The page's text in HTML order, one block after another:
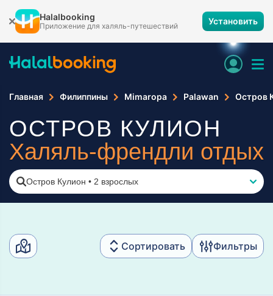
Halalbooking
Приложение для халяль-путешествий Установить
Главная Филиппины Mimaropa Palawan Остров
ОСТРОВ КУЛИОН
Халяль-френдли отдых
Остров Кулион • 2 взрослых
Сортировать Фильтры